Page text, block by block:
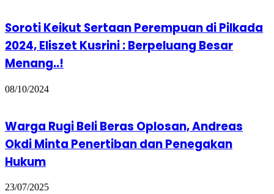
Soroti Keikut Sertaan Perempuan di Pilkada
2024, Eliszet Kusrini : Berpeluang Besar
Menang..!
08/10/2024
Warga Rugi Beli Beras Oplosan, Andreas
Okdi Minta Penertiban dan Penegakan
Hukum
23/07/2025